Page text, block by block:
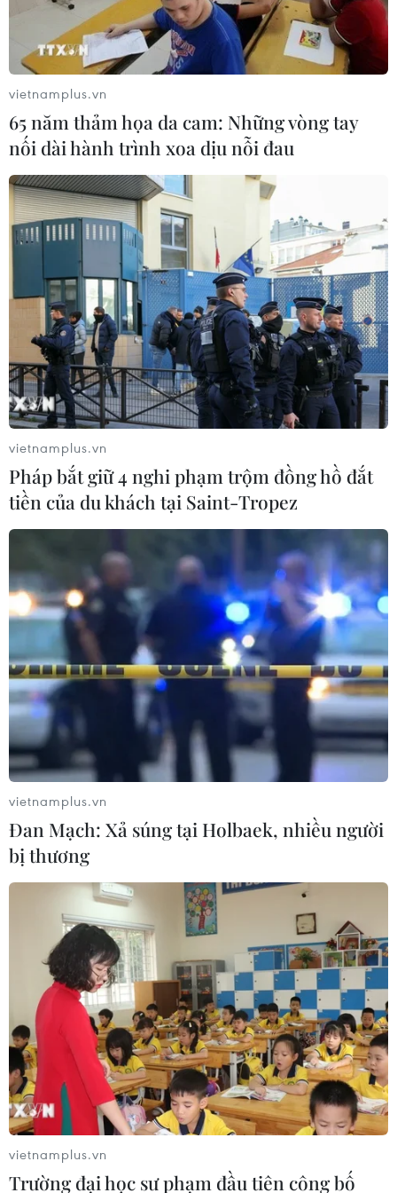
Truyền thông Myanmar lo lắng, xếp Việt
Nam vị trí nhất bảng
18/11/2016 13:12
Tờ Myanmar Times tỏ ra lo lắng cho đội tuyển Myanmar
trước trận gặp đội tuyển Việt Nam ở lượt trận ra quân
AFF Cup 2016.
Đội tuyển Việt Nam chốt danh sách: Tiền
vệ Tuấn Anh bị loại
18/11/2016 15:45
Huấn luyện viên Nguyễn Hữu Thắng đã buộc phải gạch
tên Nguyễn Tuấn Anh và Đặng Quang Huy khỏi danh
sách đội tuyển Việt Nam tham dự AFF Cup 2016.
vietnamplus.vn
65 năm thảm họa da cam: Những vòng tay
nối dài hành trình xoa dịu nỗi đau
vietnamplus.vn
Pháp bắt giữ 4 nghi phạm trộm đồng hồ đắt
tiền của du khách tại Saint-Tropez
vietnamplus.vn
Đan Mạch: Xả súng tại Holbaek, nhiều người
bị thương
vietnamplus.vn
Trường đại học sư phạm đầu tiên công bố